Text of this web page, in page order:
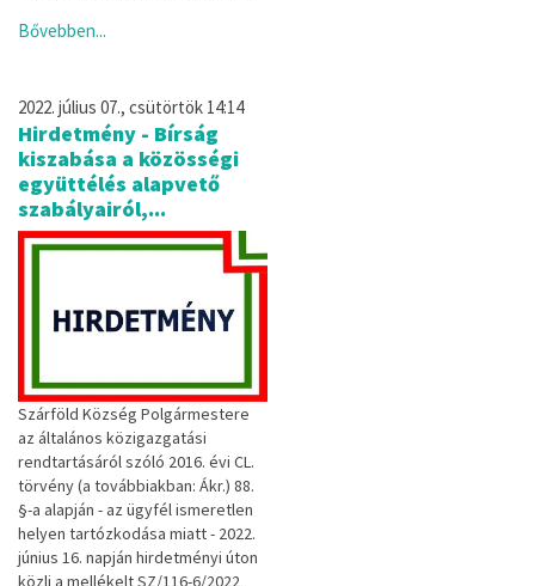
Bővebben...
2022. július 07., csütörtök 14:14
Hirdetmény - Bírság
kiszabása a közösségi
együttélés alapvető
szabályairól,...
Szárföld Község Polgármestere
az általános közigazgatási
rendtartásáról szóló 2016. évi CL.
törvény (a továbbiakban: Ákr.) 88.
§-a alapján - az ügyfél ismeretlen
helyen tartózkodása miatt - 2022.
június 16. napján hirdetményi úton
közli a mellékelt SZ/116-6/2022